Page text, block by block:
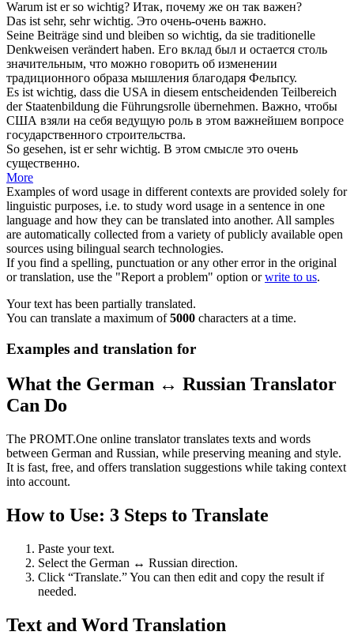
Warum ist er so wichtig? Итак, почему же он так важен?
Das ist sehr, sehrwichtig. Это очень-очень важно.
Seine Beiträge sind und bleiben so wichtig, da sie traditionelle
Denkweisen verändert haben. Его вклад был и остается столь
значительным, что можно говорить об изменении
традиционного образа мышления благодаря Фельпсу.
Es ist wichtig, dass die USA in diesem entscheidenden Teilbereich
der Staatenbildung die Führungsrolle übernehmen. Важно, чтобы
США взяли на себя ведущую роль в этом важнейшем вопросе
государственного строительства.
So gesehen, ist er sehrwichtig. В этом смысле это очень
существенно.
More
Examples of word usage in different contexts are provided solely for
linguistic purposes, i.e. to study word usage in a sentence in one
language and how they can be translated into another. All samples
are automatically collected from a variety of publicly available open
sources using bilingual search technologies.
If you find a spelling, punctuation or any other error in the original
or translation, use the "Report a problem" option orwrite to us.
Your text has been partially translated.
You can translate a maximum of5000 characters at a time.
Examples and translation for
What the German ↔ Russian Translator
Can Do
The PROMT.One online translator translates texts and words
between German and Russian, while preserving meaning and style.
It is fast, free, and offers translation suggestions while taking context
into account.
How to Use: 3 Steps to Translate
Paste your text.
Select the German ↔ Russian direction.
Click “Translate.” You can then edit and copy the result if
needed.
Text and Word Translation